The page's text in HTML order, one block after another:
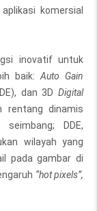
komersial
inovatif untuk
baik: Auto Gain
dan 3D Digital
rentang dinamis
DDE,
wilayah yang
pada gambar di
“hot pixels”,